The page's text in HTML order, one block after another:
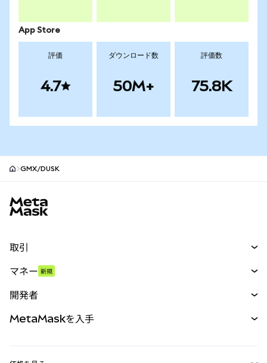
App Store
評価
4.7
ダウンロード数
50M+
評価数
75.8K
GMX/DUSK
取引
パーペチュアル
RWA
マネー 新規
開発者
MetaMaskを入手